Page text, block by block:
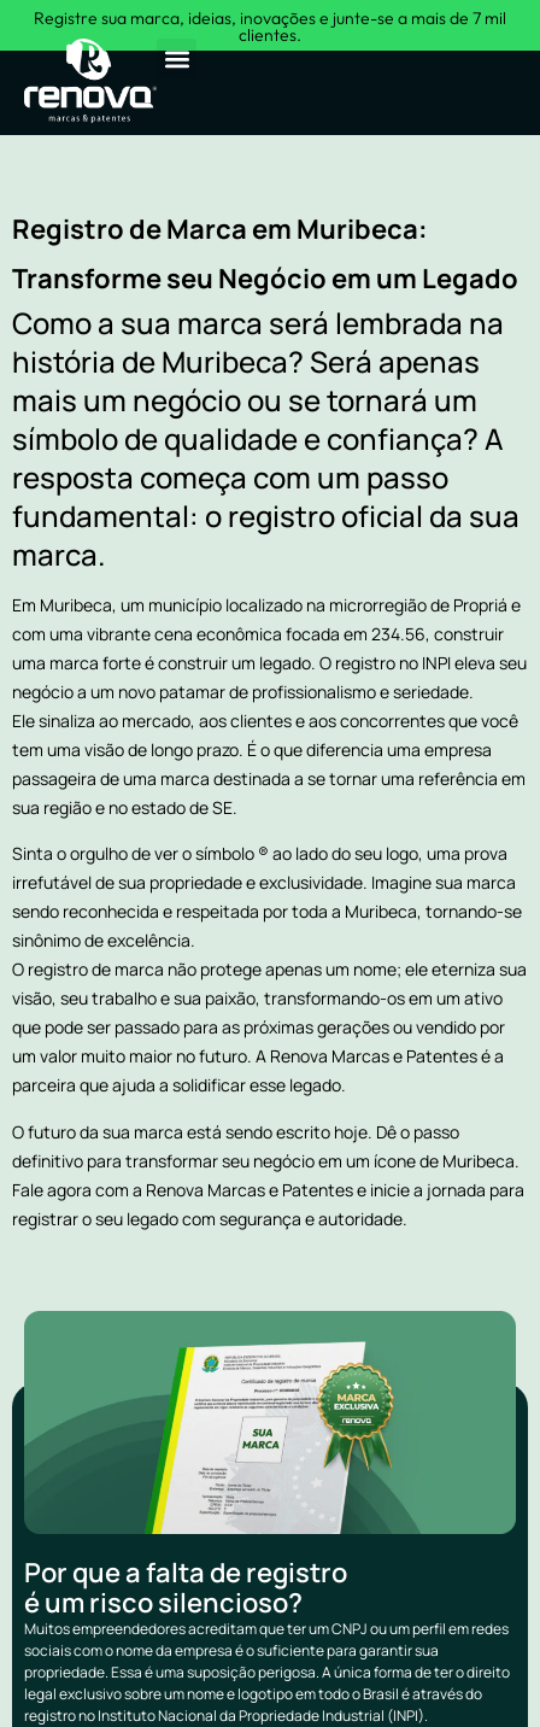
Registre sua marca, ideias, inovações e junte-se a mais de 7 mil
clientes.
Registro de Marca em Muribeca:
Transforme seu Negócio em um Legado
Como a sua marca será lembrada na
história de Muribeca? Será apenas
mais um negócio ou se tornará um
símbolo de qualidade e confiança? A
resposta começa com um passo
fundamental: o registro oficial da sua
marca.
Em Muribeca, um município localizado na microrregião de Propriá e
com uma vibrante cena econômica focada em 234.56, construir
uma marca forte é construir um legado. O registro no INPI eleva seu
negócio a um novo patamar de profissionalismo e seriedade.
Ele sinaliza ao mercado, aos clientes e aos concorrentes que você
tem uma visão de longo prazo. É o que diferencia uma empresa
passageira de uma marca destinada a se tornar uma referência em
sua região e no estado de SE.
Sinta o orgulho de ver o símbolo ® ao lado do seu logo, uma prova
irrefutável de sua propriedade e exclusividade. Imagine sua marca
sendo reconhecida e respeitada por toda a Muribeca, tornando-se
sinônimo de excelência.
O registro de marca não protege apenas um nome; ele eterniza sua
visão, seu trabalho e sua paixão, transformando-os em um ativo
que pode ser passado para as próximas gerações ou vendido por
um valor muito maior no futuro. A Renova Marcas e Patentes é a
parceira que ajuda a solidificar esse legado.
O futuro da sua marca está sendo escrito hoje. Dê o passo
definitivo para transformar seu negócio em um ícone de Muribeca.
Fale agora com a Renova Marcas e Patentes e inicie a jornada para
registrar o seu legado com segurança e autoridade.
Por que a falta de registro
é um risco silencioso?
Muitos empreendedores acreditam que ter um CNPJ ou um perfil em redes
sociais com o nome da empresa é o suficiente para garantir sua
propriedade. Essa é uma suposição perigosa. A única forma de ter o direito
legal exclusivo sobre um nome e logotipo em todo o Brasil é através do
registro no Instituto Nacional da Propriedade Industrial (INPI).